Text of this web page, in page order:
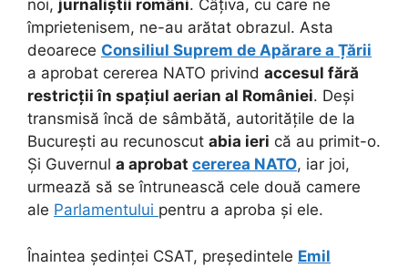
noi, jurnaliștii români. Câțiva, cu care ne
împrietenisem, ne-au arătat obrazul. Asta
deoarece Consiliul Suprem de Apărare a Țării
a aprobat cererea NATO privind accesul fără
restricții în spațiul aerian al României. Deși
transmisă încă de sâmbătă, autoritățile de la
București au recunoscut abia ieri că au primit-o.
Și Guvernul a aprobat cererea NATO, iar joi,
urmează să se întrunească cele două camere
ale Parlamentului pentru a aproba și ele.
Înaintea ședinței CSAT, președintele Emil